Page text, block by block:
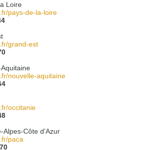
Loire
pays-de-la-loire
grand-est
nouvelle-aquitaine
occitanie
Alpes-Côte d'Azur
paca